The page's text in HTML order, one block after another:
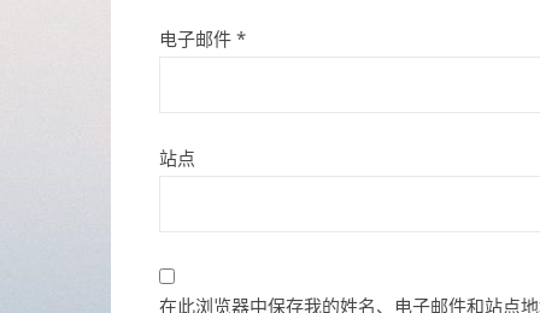
电子邮件 *
站点
在此浏览器中保存我的姓名、电子邮件和站点地